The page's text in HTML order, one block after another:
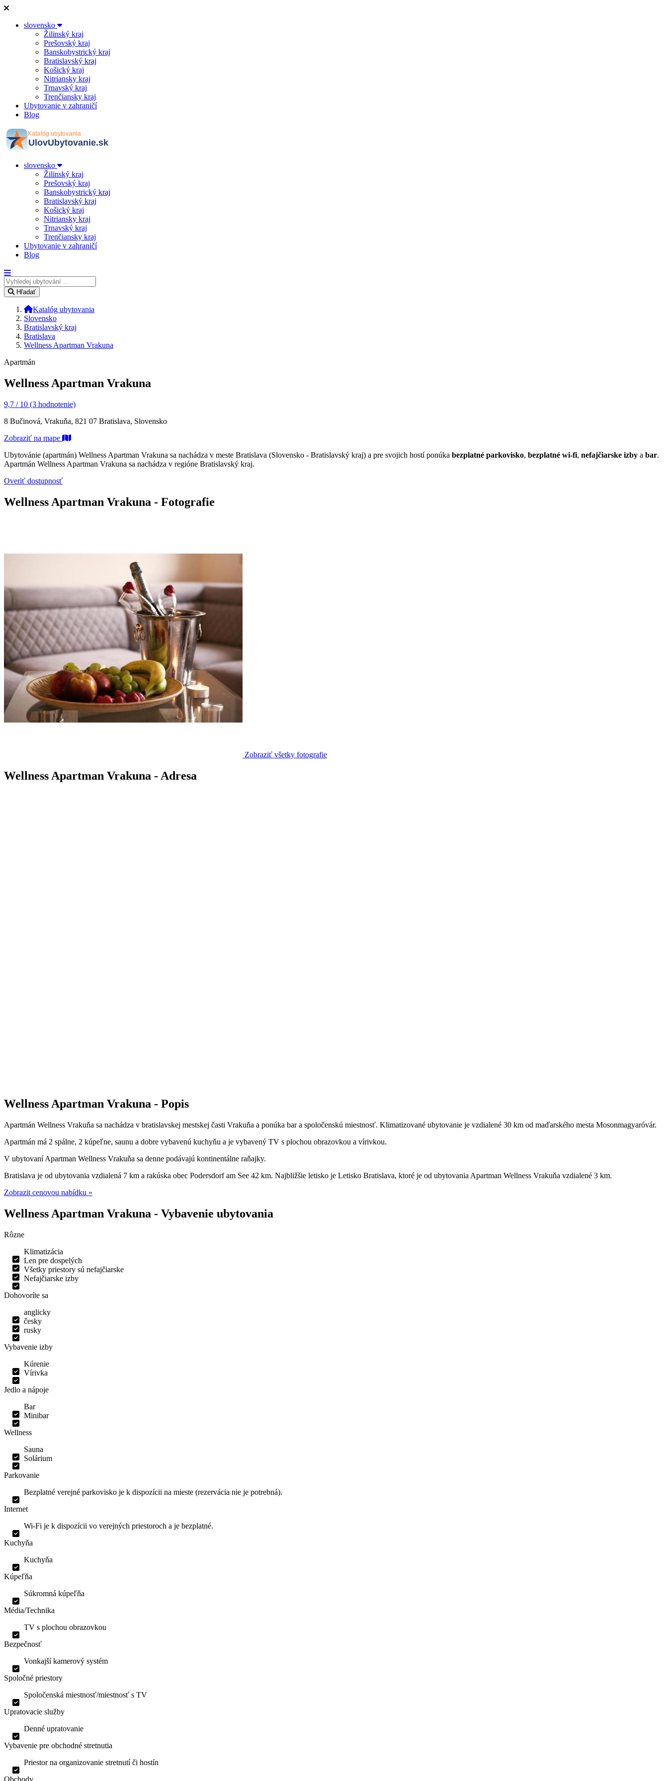
slovensko
Žilinský kraj
Prešovský kraj
Banskobystrický kraj
Bratislavský kraj
Košický kraj
Nitriansky kraj
Trnavský kraj
Trenčiansky kraj
Ubytovanie v zahraničí
Blog
slovensko
Žilinský kraj
Prešovský kraj
Banskobystrický kraj
Bratislavský kraj
Košický kraj
Nitriansky kraj
Trnavský kraj
Trenčiansky kraj
Ubytovanie v zahraničí
Blog
Hľadať
Katalóg ubytovania
Slovensko
Bratislavský kraj
Bratislava
Wellness Apartman Vrakuna
Apartmán
Wellness Apartman Vrakuna
9,7 / 10 (3 hodnotenie)
8 Bučinová, Vrakuňa, 821 07 Bratislava, Slovensko
Zobraziť na mape
Ubytovánie (apartmán) Wellness Apartman Vrakuna sa nachádza v meste Bratislava (Slovensko - Bratislavský kraj) a pre svojich hostí ponúka bezplatné parkovisko, bezplatné wi-fi, nefajčiarske izby a bar.
Apartmán Wellness Apartman Vrakuna sa nachádza v regióne Bratislavský kraj.
Overiť dostupnosť
Wellness Apartman Vrakuna - Fotografie
Zobraziť všetky fotografie
Wellness Apartman Vrakuna - Adresa
Wellness Apartman Vrakuna - Popis
Apartmán Wellness Vrakuňa sa nachádza v bratislavskej mestskej časti Vrakuňa a ponúka bar a spoločenskú miestnosť. Klimatizované ubytovanie je vzdialené 30 km od maďarského mesta Mosonmagyaróvár.
Apartmán má 2 spálne, 2 kúpeľne, saunu a dobre vybavenú kuchyňu a je vybavený TV s plochou obrazovkou a vírivkou.
V ubytovaní Apartman Wellness Vrakuňa sa denne podávajú kontinentálne raňajky.
Bratislava je od ubytovania vzdialená 7 km a rakúska obec Podersdorf am See 42 km. Najbližšie letisko je Letisko Bratislava, ktoré je od ubytovania Apartman Wellness Vrakuňa vzdialené 3 km.
Zobrazit cenovou nabídku »
Wellness Apartman Vrakuna - Vybavenie ubytovania
Rôzne
Klimatizácia
Len pre dospelých
Všetky priestory sú nefajčiarske
Nefajčiarske izby
Dohovoríte sa
anglicky
česky
rusky
Vybavenie izby
Kúrenie
Vírivka
Jedlo a nápoje
Bar
Minibar
Wellness
Sauna
Solárium
Parkovanie
Bezplatné verejné parkovisko je k dispozícii na mieste (rezervácia nie je potrebná).
Internet
Wi-Fi je k dispozícii vo verejných priestoroch a je bezplatné.
Kuchyňa
Kuchyňa
Kúpeľňa
Súkromná kúpeľňa
Média/Technika
TV s plochou obrazovkou
Bezpečnosť
Vonkajší kamerový systém
Spoločné priestory
Spoločenská miestnosť/miestnosť s TV
Upratovacie služby
Denné upratovanie
Vybavenie pre obchodné stretnutia
Priestor na organizovanie stretnutí či hostín
Obchody